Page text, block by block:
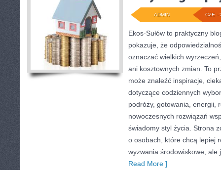
CZE -
ADMIN
Ekos-Sułów to praktyczny
pokazuje, że
oznaczać wielkich
ani kosztownych zmian. To
może znaleźć inspiracje,
dotyczące codziennych
podróży, gotowania, energii,
nowoczesnych rozwiązań
świadomy styl życia. Strona
o osobach, które chcą lepiej
wyzwania środowiskowe, ale
Read More ]